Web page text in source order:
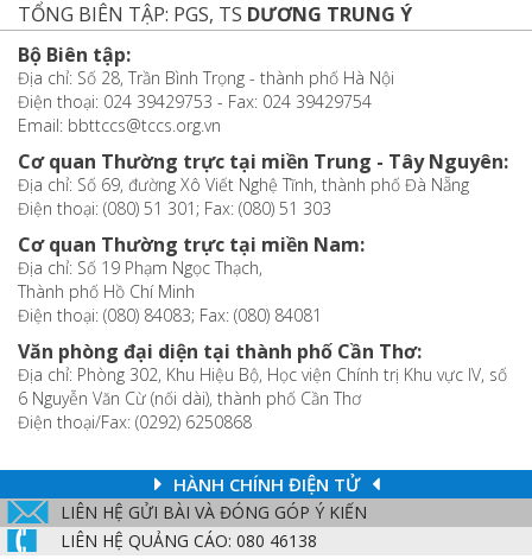
TỔNG BIÊN TẬP: PGS, TS DƯƠNG TRUNG Ý
Bộ Biên tập:
Địa chỉ: Số 28, Trần Bình Trọng - thành phố Hà Nội
Điện thoại: 024 39429753 - Fax: 024 39429754
Email: bbttccs@tccs.org.vn
Cơ quan Thường trực tại miền Trung - Tây Nguyên:
Địa chỉ: Số 69, đường Xô Viết Nghệ Tĩnh, thành phố Đà Nẵng
Điện thoại: (080) 51 301; Fax: (080) 51 303
Cơ quan Thường trực tại miền Nam:
Địa chỉ: Số 19 Phạm Ngọc Thạch,
Thành phố Hồ Chí Minh
Điện thoại: (080) 84083; Fax: (080) 84081
Văn phòng đại diện tại thành phố Cần Thơ:
Địa chỉ: Phòng 302, Khu Hiệu Bộ, Học viện Chính trị Khu vực IV, số
6 Nguyễn Văn Cừ (nối dài), thành phố Cần Thơ
Điện thoại/Fax: (0292) 6250868
HÀNH CHÍNH ĐIỆN TỬ
LIÊN HỆ GỬI BÀI VÀ ĐÓNG GÓP Ý KIẾN
LIÊN HỆ QUẢNG CÁO: 080 46138